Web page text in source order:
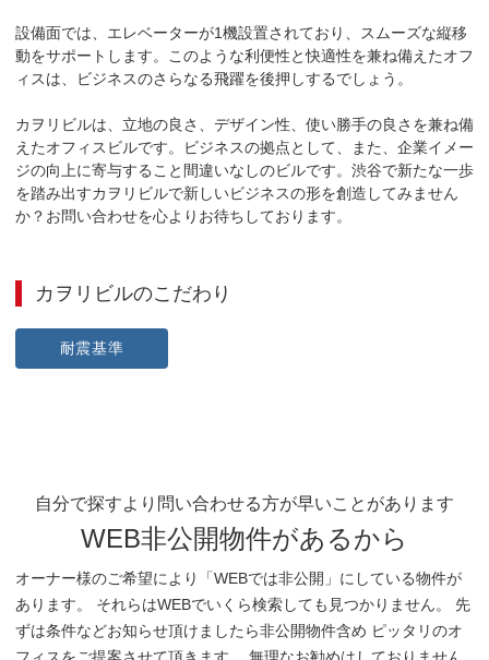
設備面では、エレベーターが1機設置されており、スムーズな縦移
動をサポートします。このような利便性と快適性を兼ね備えたオフ
ィスは、ビジネスのさらなる飛躍を後押しするでしょう。
カヲリビルは、立地の良さ、デザイン性、使い勝手の良さを兼ね備
えたオフィスビルです。ビジネスの拠点として、また、企業イメー
ジの向上に寄与すること間違いなしのビルです。渋谷で新たな一歩
を踏み出すカヲリビルで新しいビジネスの形を創造してみません
か？お問い合わせを心よりお待ちしております。
カヲリビルのこだわり
耐震基準
自分で探すより問い合わせる方が早いことがあります
WEB非公開物件があるから
オーナー様のご希望により「WEBでは非公開」にしている物件が
あります。 それらはWEBでいくら検索しても見つかりません。 先
ずは条件などお知らせ頂けましたら非公開物件含め ピッタリのオ